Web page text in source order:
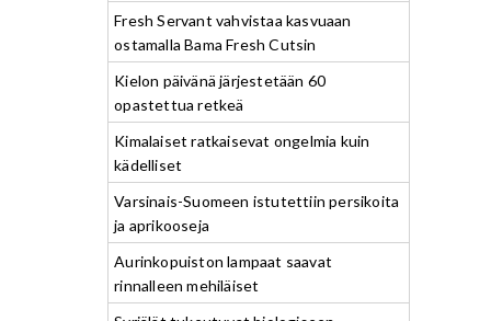
Fresh Servant vahvistaa kasvuaan
ostamalla Bama Fresh Cutsin
Kielon päivänä järjestetään 60
opastettua retkeä
Kimalaiset ratkaisevat ongelmia kuin
kädelliset
Varsinais-Suomeen istutettiin persikoita
ja aprikooseja
Aurinkopuiston lampaat saavat
rinnalleen mehiläiset